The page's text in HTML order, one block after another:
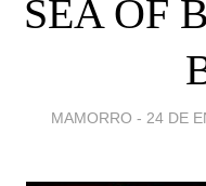
SEA OF
MAMORRO - 24 DE